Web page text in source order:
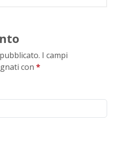
I campi
con *